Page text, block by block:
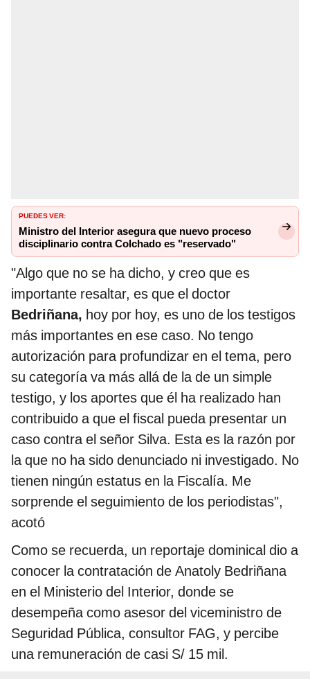
PUEDES VER:
Ministro del Interior asegura que nuevo proceso
disciplinario contra Colchado es "reservado"
"Algo que no se ha dicho, y creo que es
importante resaltar, es que el doctor
Bedriñana, hoy por hoy, es uno de los testigos
más importantes en ese caso. No tengo
autorización para profundizar en el tema, pero
su categoría va más allá de la de un simple
testigo, y los aportes que él ha realizado han
contribuido a que el fiscal pueda presentar un
caso contra el señor Silva. Esta es la razón por
la que no ha sido denunciado ni investigado. No
tienen ningún estatus en la Fiscalía. Me
sorprende el seguimiento de los periodistas",
acotó
Como se recuerda, un reportaje dominical dio a
conocer la contratación de Anatoly Bedriñana
en el Ministerio del Interior, donde se
desempeña como asesor del viceministro de
Seguridad Pública, consultor FAG, y percibe
una remuneración de casi S/ 15 mil.